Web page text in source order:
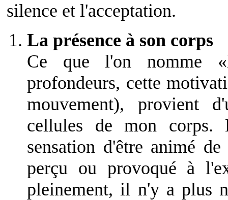
silence et l'acceptation.
La présence à son corps
Ce que l'on nomme
profondeurs, cette
mouvement), provient
cellules de mon corps.
sensation d'être animé
perçu ou provoqué à
pleinement, il n'y a plus